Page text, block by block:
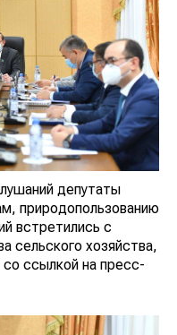
депутаты
природопользованию
встретились с
сельского хозяйства,
ссылкой на пресс-